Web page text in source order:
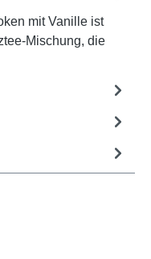
mit Vanille ist
Mischung, die